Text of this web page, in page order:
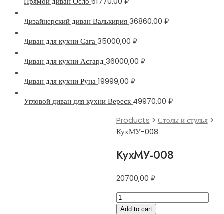
Дизайнерский диван Валькирия36860,00 ₽
Диван для кухни Сага35000,00 ₽
Диван для кухни Асгард36000,00 ₽
Диван для кухни Руна19999,00 ₽
Угловой диван для кухни Вереск 49970,00 ₽
Products > Столы и стулья>
КухМУ-008
КухМУ-008
20700,00 ₽
КухМУ-008
quantity
Add to cart